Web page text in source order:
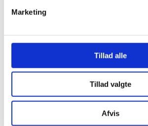
Marketing
Tillad alle
Tillad valgte
Afvis
Individuelle mentorforløb og professionel
Forberedelse til forfatterskolen